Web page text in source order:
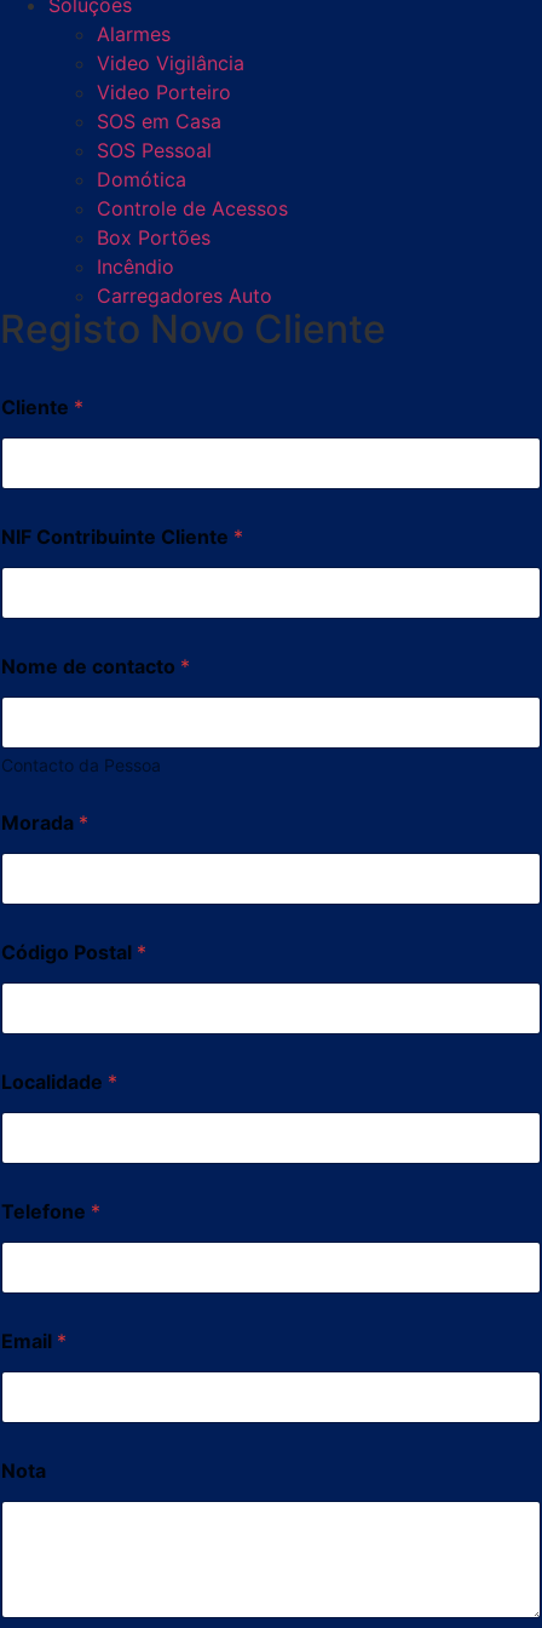
Soluções
Alarmes
Video Vigilância
Video Porteiro
SOS em Casa
SOS Pessoal
Domótica
Controle de Acessos
Box Portões
Incêndio
Carregadores Auto
Registo Novo Cliente
Cliente *
NIF Contribuinte Cliente *
Nome de contacto *
Contacto da Pessoa
Morada *
Código Postal *
Localidade *
Telefone *
Email *
Nota